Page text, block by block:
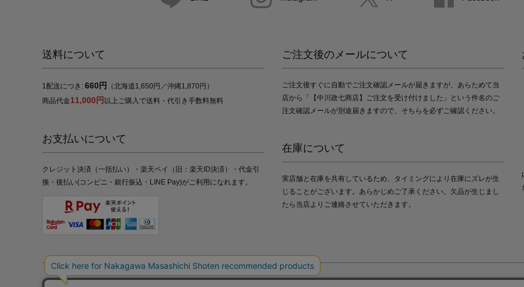
送料について
1配送につき: 660円
（北海道1,650円／沖縄1,870円）
商品代金11,000円 以上ご購入で送料・代引き手数料無料
お支払いについて
クレジット決済（一括払い）・楽天ペイ（旧：楽天ID決済）・代金引
換・後払い(コンビニ・銀行振込・LINE Pay)がご利用になれます。
ご注文後のメールについて
ご注文後すぐに自動でご注文確認メールが届きますが、あらためて当
店から「【中川政七商店】ご注文を受け付けました」という件名のご
注文確認メールが別途届きますので、そちらを必ずご確認ください。
在庫について
実店舗と在庫を共有しているため、タイミングにより在庫にズレが生
じることがございます。あらかじめご了承ください。欠品が生じまし
たら当店よりご連絡させていただきます。